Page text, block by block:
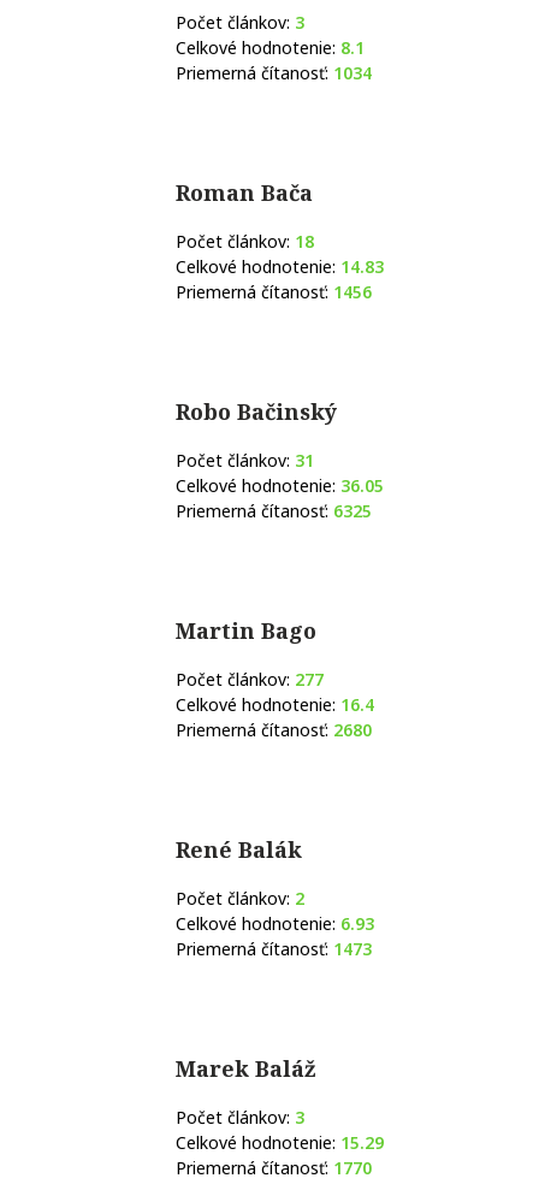
Počet článkov: 3
Celkové hodnotenie: 8.1
Priemerná čítanosť: 1034
Roman Bača
Počet článkov: 18
Celkové hodnotenie: 14.83
Priemerná čítanosť: 1456
Robo Bačinský
Počet článkov: 31
Celkové hodnotenie: 36.05
Priemerná čítanosť: 6325
Martin Bago
Počet článkov: 277
Celkové hodnotenie: 16.4
Priemerná čítanosť: 2680
René Balák
Počet článkov: 2
Celkové hodnotenie: 6.93
Priemerná čítanosť: 1473
Marek Baláž
Počet článkov: 3
Celkové hodnotenie: 15.29
Priemerná čítanosť: 1770